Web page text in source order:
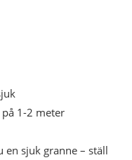
1-2 meter
en sjuk granne – ställ